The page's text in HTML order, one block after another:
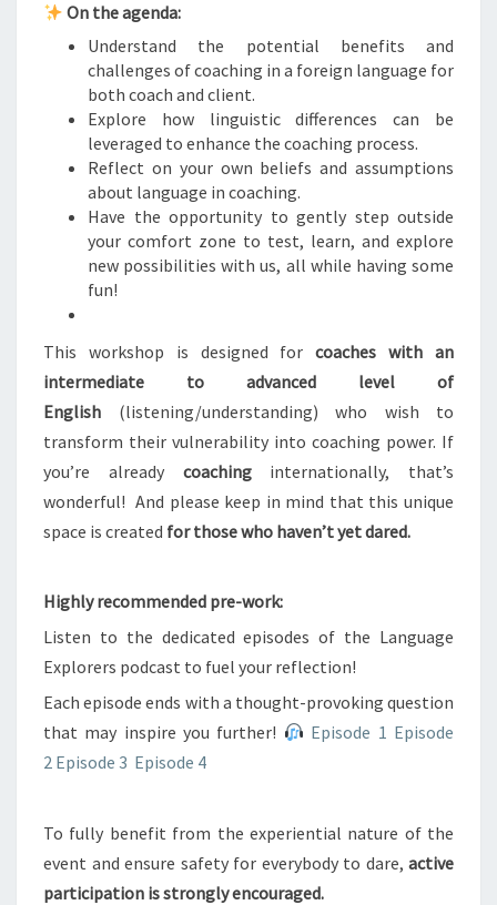
On the agenda:
Understand the potential benefits and
challenges of coaching in a foreign language for
both coach and client.
Explore how linguistic differences can be
leveraged to enhance the coaching process.
Reflect on your own beliefs and assumptions
about language in coaching.
Have the opportunity to gently step outside
your comfort zone to test, learn, and explore
new possibilities with us, all while having some
fun!
This workshop is designed forcoaches with an
intermediate to advanced level of
English (listening/understanding) who wish to
transform their vulnerability into coaching power. If
you’re already coachinginternationally, that’s
wonderful! And please keep in mind that this unique
space is created for those who haven’t yet dared.
Highly recommended pre-work:
Listen to the dedicated episodes of the Language
Explorers podcast to fuel your reflection!
Each episode ends with a thought-provoking question
that may inspire you further!
Episode 1 Episode
2 Episode 3 Episode 4
To fully benefit from the experiential nature of the
event and ensure safety for everybody to dare, active
participation is strongly encouraged.